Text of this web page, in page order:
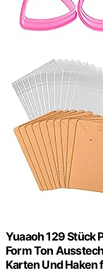
Yuaaoh 129 Stück
Form Ton
Karten Und Haken